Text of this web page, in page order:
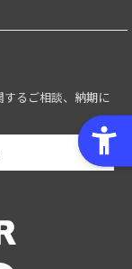
るご相談、納期に